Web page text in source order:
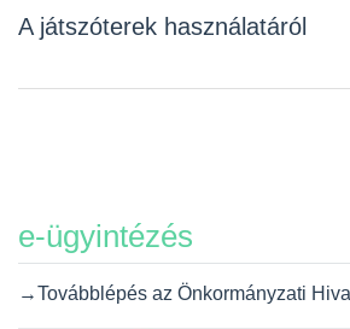
A játszóterek használatáról
e-ügyintézés
→Továbblépés az Önkormányzati